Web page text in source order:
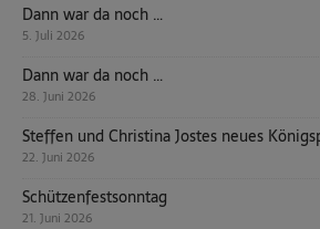
Dann war da noch …
5. Juli 2026
Dann war da noch …
28. Juni 2026
Steffen und Christina Jostes neues
22. Juni 2026
Schützenfestsonntag
21. Juni 2026